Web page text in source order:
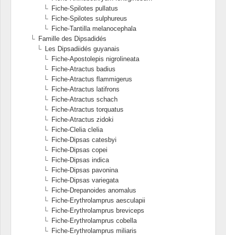
Fiche-Spilotes pullatus
Fiche-Spilotes sulphureus
Fiche-Tantilla melanocephala
Famille des Dipsadidés
Les Dipsadiidés guyanais
Fiche-Apostolepis nigrolineata
Fiche-Atractus badius
Fiche-Atractus flammigerus
Fiche-Atractus latifrons
Fiche-Atractus schach
Fiche-Atractus torquatus
Fiche-Atractus zidoki
Fiche-Clelia clelia
Fiche-Dipsas catesbyi
Fiche-Dipsas copei
Fiche-Dipsas indica
Fiche-Dipsas pavonina
Fiche-Dipsas variegata
Fiche-Drepanoides anomalus
Fiche-Erythrolamprus aesculapii
Fiche-Erythrolamprus breviceps
Fiche-Erythrolamprus cobella
Fiche-Erythrolamprus miliaris